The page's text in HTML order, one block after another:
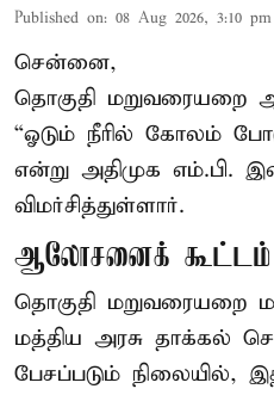
Published on: 08 Aug 2026, 3:10 pm
சென்னை,
தொகுதி
“ஓடும் நீரில் கோலம்
என்று அதிமுக எம்.பி.
விமர்சித்துள்ளார்.
ஆலோசனைக் கூட்டம்
தொகுதி மறுவரையறை
மத்திய அரசு தாக்கல்
பேசப்படும் நிலையில்,